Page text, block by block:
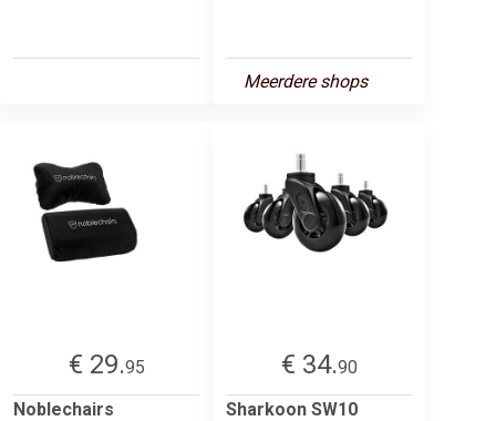
Meerdere shops
€ 29.95
Noblechairs
€ 34.90
Sharkoon SW10